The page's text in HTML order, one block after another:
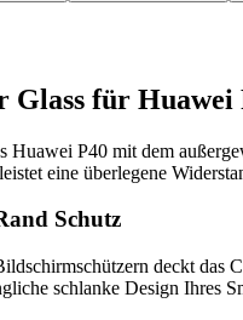
Glass für
Huawei P40 mit dem
eine überlegene
Schutz
deckt das
schlanke Design Ihres